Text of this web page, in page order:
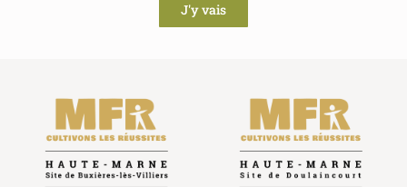
J'y vais